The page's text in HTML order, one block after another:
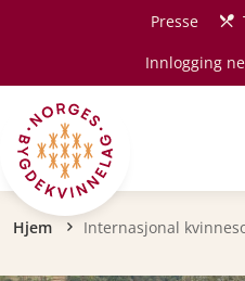
Hopp til hovedinnholdPresse
Innlogging
Navigasjonssti
Hjem Internasjonal